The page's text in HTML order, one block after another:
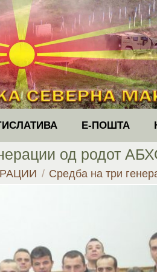
Е-ПОШТА
од родот
Средба на три